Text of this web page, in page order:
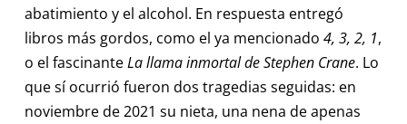
abatimiento y el alcohol. En respuesta entregó
libros más gordos, como el ya mencionado 4, 3, 2, 1,
o el fascinanteLa llama inmortal de Stephen Crane. Lo
que sí ocurrió fueron dos tragedias seguidas: en
noviembre de 2021 su nieta, una nena de apenas